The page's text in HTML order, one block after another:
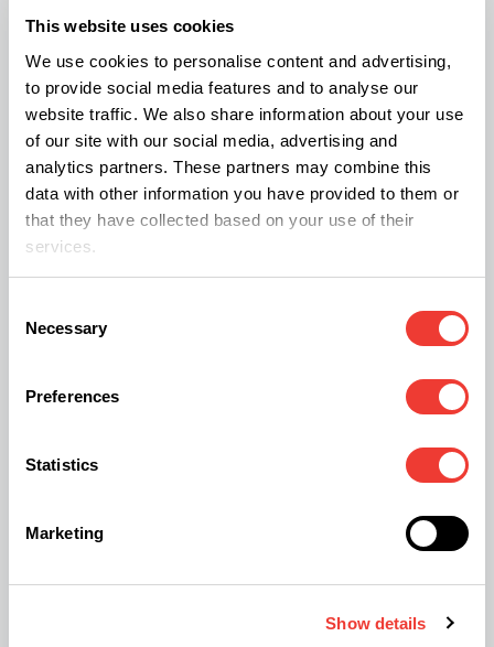
This website uses cookies
We use cookies to personalise content and advertising,
to provide social media features and to analyse our
website traffic. We also share information about your use
of our site with our social media, advertising and
analytics partners. These partners may combine this
data with other information you have provided to them or
that they have collected based on your use of their
services.
Selection
Necessary
Preferences
Statistics
Marketing
Show details
plantas y de los porros pueda percibirse desde el
rellano o al abrir la puerta. Otro instrumento que
funciona muy bien para eliminar olores es The
Neutralizer, que evapora los aceites esenciales y
es totalmente inocuo para el cultivador.
También el olor se puede convertir en peligroso
durante el transporte de los cogollos de un lugar
a otro. Las bolsas de envasar al vacío son una
gran solución para evitar el olor y viajar tranquilo.
instalar algún tipo de malla o protección que
impida la visión de las plantas desde la calle o las
casas de los vecinos. Si nadie las puede ver ni
Protección legal